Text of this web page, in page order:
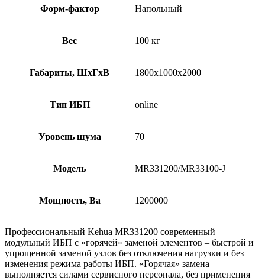
Форм-фактор Напольный
Вес 100 кг
Габариты, ШхГхВ 1800х1000х2000
Тип ИБП online
Уровень шума 70
Модель MR331200/MR33100-J
Мощность, Ва 1200000
Профессиональный Kehua MR331200 современный
модульный ИБП с «горячей» заменой элементов – быстрой и
упрощенной заменой узлов без отключения нагрузки и без
изменения режима работы ИБП. «Горячая» замена
выполняется силами сервисного персонала, без применения